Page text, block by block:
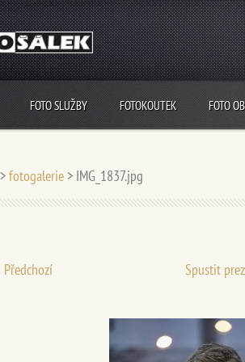
FOTO SLUŽBY FOTOKOUTEK FOTO
>fotogalerie > IMG_1837.jpg
Předchozí Spustit